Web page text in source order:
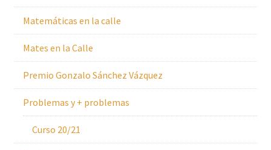
Matemáticas en la calle
Mates en la Calle
Premio Gonzalo Sánchez Vázquez
Problemas y + problemas
Curso 20/21